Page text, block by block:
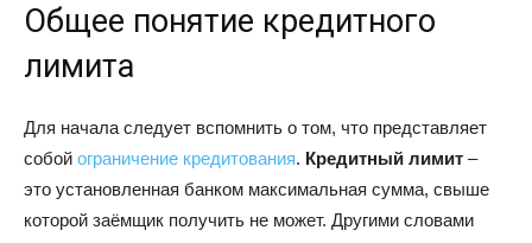
Общее понятие кредитного
лимита
Для начала следует вспомнить о том, что представляет
собой ограничение кредитования. Кредитный лимит –
это установленная банком максимальная сумма, свыше
которой заёмщик получить не может. Другими словами